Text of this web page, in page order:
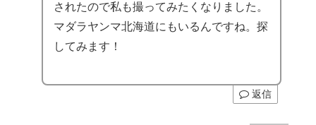
されたので私も撮ってみたくなりました。
マダラヤンマ北海道にもいるんですね。探
してみます！
返信